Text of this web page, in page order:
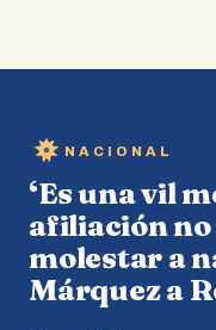
NACIONAL
‘Es una vil
afiliación no
molestar a
Márquez a